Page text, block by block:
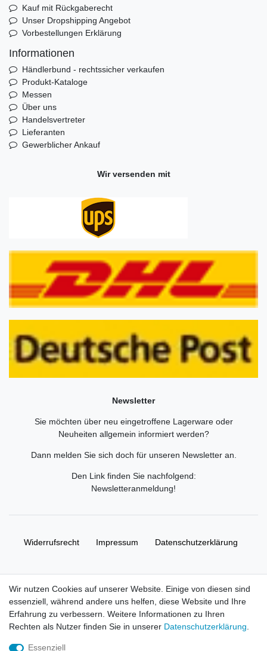
Kauf mit Rückgaberecht
Unser Dropshipping Angebot
Vorbestellungen Erklärung
Informationen
Händlerbund - rechtssicher verkaufen
Produkt-Kataloge
Messen
Über uns
Handelsvertreter
Lieferanten
Gewerblicher Ankauf
Wir versenden mit
Newsletter
Sie möchten über neu eingetroffene Lagerware oder
Neuheiten allgemein informiert werden?
Dann melden Sie sich doch für unseren Newsletter an.
Den Link finden Sie nachfolgend:
Newsletteranmeldung!
Widerrufs­recht Impressum Daten­schutz­erklärung
© Copyright 2026 | Alle Rechte vorbehalten. HL-
Handelsgesellschaft mbH.
Wir nutzen Cookies auf unserer Website. Einige von diesen sind
essenziell, während andere uns helfen, diese Website und Ihre
Erfahrung zu verbessern. Weitere Informationen zu Ihren
Rechten als Nutzer finden Sie in unserer Daten­schutz­erklärung
Essenziell